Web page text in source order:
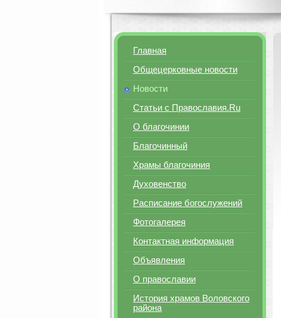
Главная
Общецерковные новости
Новости
Статьи с Православия.Ru
О благочинии
Благочинный
Храмы благочиния
Духовенство
Расписание богослужений
Фотогалерея
Контактная информация
Объявления
О православии
История храмов Воловского
района